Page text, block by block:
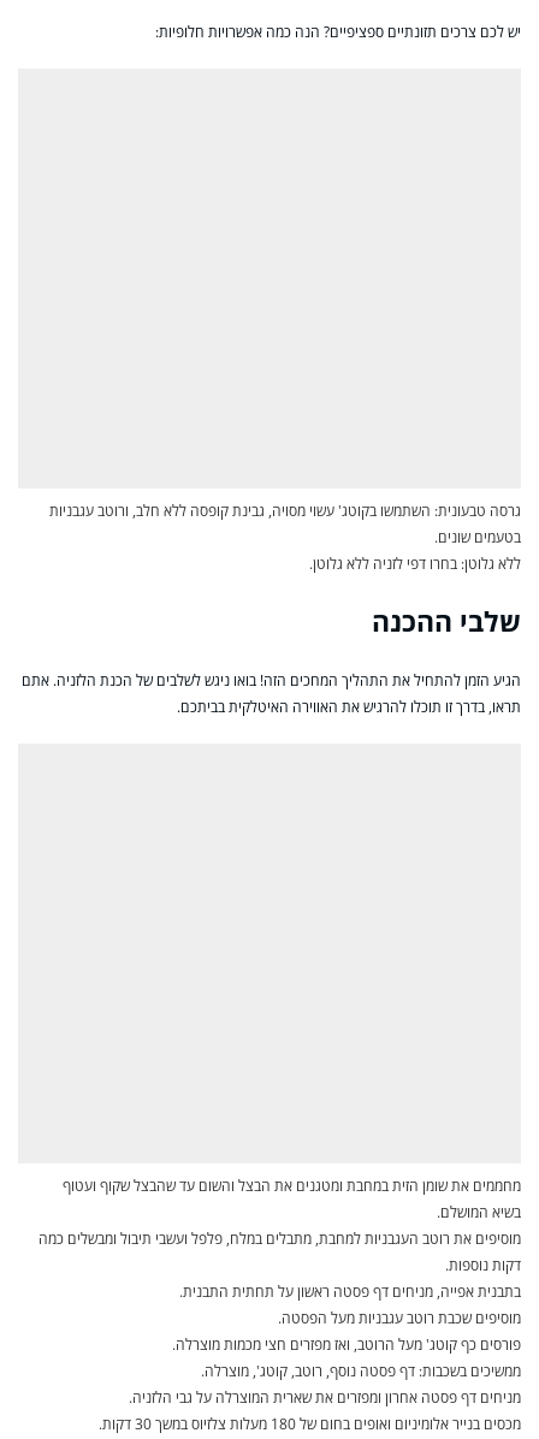
יש לכם צרכים תזונתיים ספציפיים? הנה כמה אפשרויות חלופיות:
גרסה טבעונית: השתמשו בקוטג' עשוי מסויה, גבינת קופסה ללא חלב, ורוטב עגבניות
בטעמים שונים.
ללא גלוטן: בחרו דפי לזניה ללא גלוטן.
שלבי ההכנה
הגיע הזמן להתחיל את התהליך המחכים הזה! בואו ניגש לשלבים של הכנת הלזניה. אתם
תראו, בדרך זו תוכלו להרגיש את האווירה האיטלקית בביתכם.
מחממים את שומן הזית במחבת ומטגנים את הבצל והשום עד שהבצל שקוף ועטוף
בשיא המושלם.
מוסיפים את רוטב העגבניות למחבת, מתבלים במלח, פלפל ועשבי תיבול ומבשלים כמה
דקות נוספות.
בתבנית אפייה, מניחים דף פסטה ראשון על תחתית התבנית.
מוסיפים שכבת רוטב עגבניות מעל הפסטה.
פורסים כף קוטג' מעל הרוטב, ואז מפזרים חצי מכמות מוצרלה.
ממשיכים בשכבות: דף פסטה נוסף, רוטב, קוטג', מוצרלה.
מניחים דף פסטה אחרון ומפזרים את שארית המוצרלה על גבי הלזניה.
מכסים בנייר אלומיניום ואופים בחום של 180 מעלות צלזיוס במשך 30 דקות.